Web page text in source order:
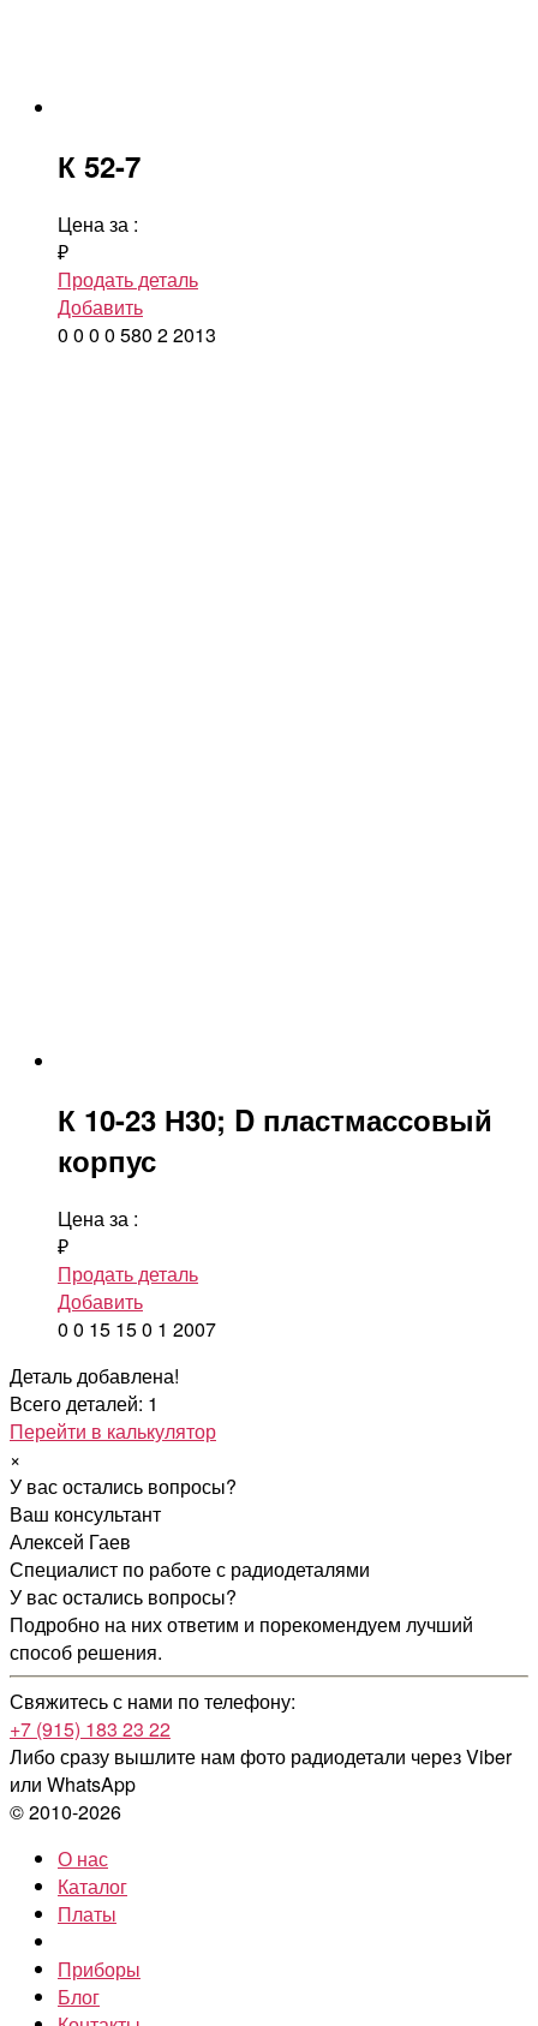
К 52-7
Цена за :
₽
Продать деталь
Добавить
0 0 0 0 580 22013
К 10-23 Н30; D пластмассовый
корпус
Цена за :
₽
Продать деталь
Добавить
0 0 15 150 1 2007
Деталь добавлена!
Всего деталей: 1
Перейти в калькулятор
×
У вас остались вопросы?
Ваш консультант
Алексей Гаев
Специалист по работе с радиодеталями
У вас остались вопросы?
Подробно на них ответим и порекомендуем лучший
способ решения.
Свяжитесь с нами по телефону:
+7 (915) 183 23 22
Либо сразу вышлите нам фото радиодетали через Viber
или WhatsApp
© 2010-2026
О нас
Каталог
Платы
Приборы
Блог